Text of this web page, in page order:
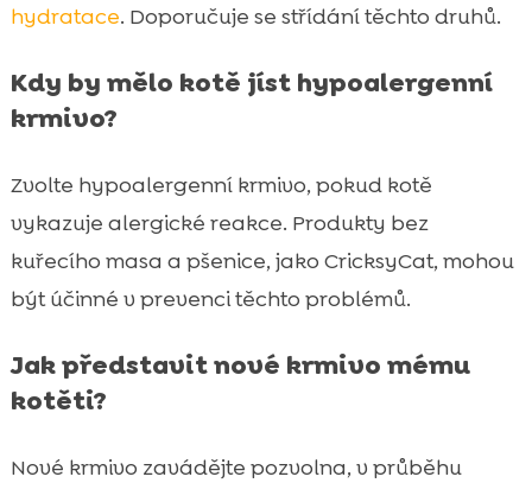
hydratace. Doporučuje se střídání těchto druhů.
Kdy by mělo kotě jíst hypoalergenní
krmivo?
Zvolte hypoalergenní krmivo, pokud kotě
vykazuje alergické reakce. Produkty bez
kuřecího masa a pšenice, jako CricksyCat, mohou
být účinné v prevenci těchto problémů.
Jak představit nové krmivo mému
kotěti?
Nové krmivo zavádějte pozvolna, v průběhu